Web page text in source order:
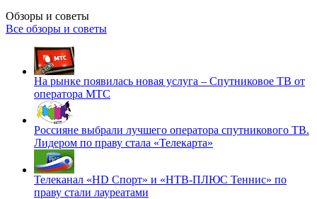
Обзоры и советы
Все обзоры и советы
На рынке появилась новая услуга – Спутниковое ТВ от
оператора МТС
Россияне выбрали лучшего оператора спутникового ТВ.
Лидером по праву стала «Телекарта»
Телеканал «HD Спорт» и «НТВ-ПЛЮС Теннис» по
праву стали лауреатами